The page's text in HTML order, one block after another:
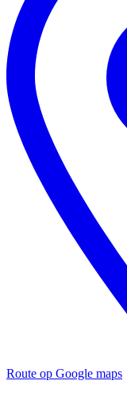
Route op Google maps